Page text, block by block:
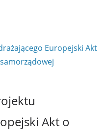
Akt o